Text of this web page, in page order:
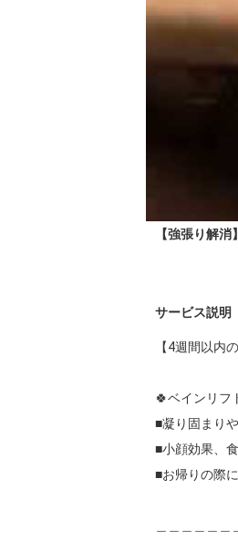
【強張り解
サービス説明
【4週間以内
🍀ベインリフ
■凝り固まり
■小顔効果、
■お帰りの際